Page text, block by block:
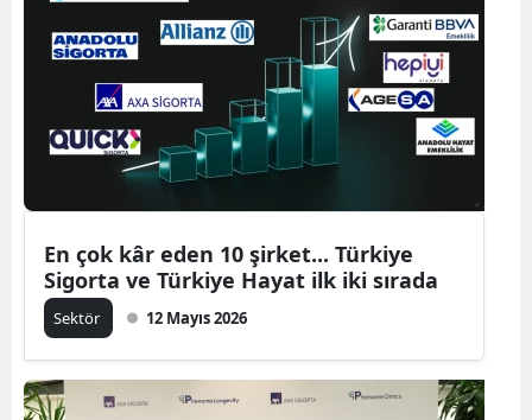
En çok kâr eden 10 şirket... Türkiye
Sigorta ve Türkiye Hayat ilk iki sırada
Sektör 12 Mayıs 2026